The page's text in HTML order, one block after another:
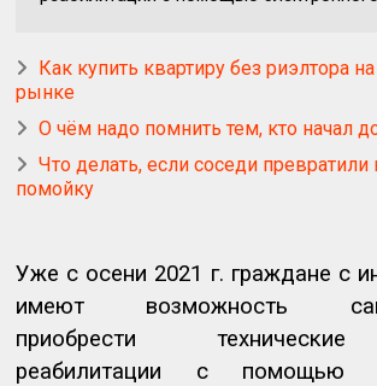
Как купить квартиру без риэлтора
рынке
О чём надо помнить тем, кто начал
Что делать, если соседи превратили
помойку
Уже с осени 2021 г. граждане с
имеют возможность
приобрести
реабилитации с помощью